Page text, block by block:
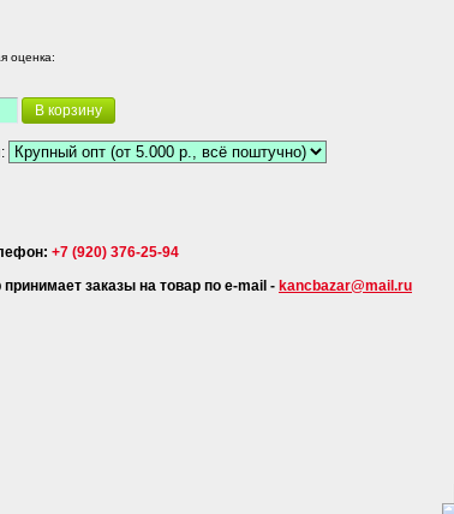
оценка:
В корзину
+7 (920) 376-25-94
заказы на товар по e-mail - kancbazar@mail.ru